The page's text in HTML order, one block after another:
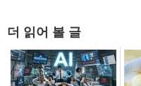
더 읽어 볼 글